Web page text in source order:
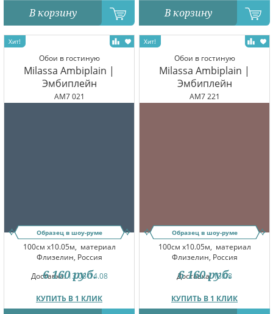
В корзину В корзину
Обои в гостиную
Milassa Ambiplain |
Эмбиплейн
AM7 021
Образец в шоу-руме
100см x10.05м, материал
Флизелин, Россия
Доставка:13.08-14.08
КУПИТЬ В 1 КЛИК
6 160 руб.
Обои в гостиную
Milassa Ambiplain |
Эмбиплейн
AM7 221
Образец в шоу-руме
100см x10.05м, материал
Флизелин, Россия
Доставка:13.08
КУПИТЬ В 1 КЛИК
6 160 руб.